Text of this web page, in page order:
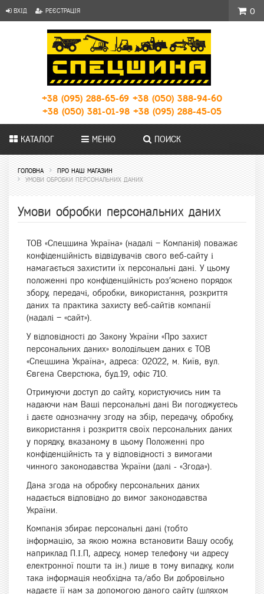
ВХІД РЕЄСТРАЦІЯ
+38 (095) 288-65-69 +38 (050) 388-94-60
+38 (050) 381-01-98 +38 (095) 288-45-05
КАТАЛОГ МЕНЮ ПОИСК
ГОЛОВНА
ПРО НАШ МАГАЗИН
УМОВИ ОБРОБКИ ПЕРСОНАЛЬНИХ ДАНИХ
Умови обробки персональних даних
ТОВ «Спецшина Україна» (надалі – Компанія) поважає
конфіденційність відвідувачів свого веб-сайту і
намагається захистити їх персональні дані. У цьому
положенні про конфіденційність роз’яснено порядок
збору, передачі, обробки, використання, розкриття
даних та практика захисту веб-сайтів компанії
(надалі – «сайт»).
У відповідності до Закону України «Про захист
персональних даних» володільцем даних є ТОВ
«Спецшина Україна», адреса: 02022, м. Київ, вул.
Євгена Сверстюка, буд.19, офіс 710.
Отримуючи доступ до сайту, користуючись ним та
надаючи нам Ваші персональні дані Ви погоджуєтесь
і даєте однозначну згоду на збір, передачу, обробку,
використання і розкриття своїх персональних даних
у порядку, вказаному в цьому Положенні про
конфіденційність та у відповідності з вимогами
чинного законодавства України (далі - «Згода»).
Дана згода на обробку персональних даних
надається відповідно до вимог законодавства
України.
Компанія збирає персональні дані (тобто
інформацію, за якою можна встановити Вашу особу,
наприклад П.І.П, адресу, номер телефону чи адресу
електронної пошти та ін.) лише в тому випадку, коли
така інформація необхідна та/або Ви добровільно
надаєте її нам за допомогою даного сайту (шляхом
0